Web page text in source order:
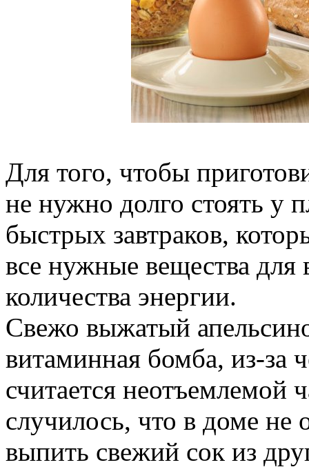
Для того, чтобы
не нужно долго стоять у
быстрых завтраков,
все нужные вещества для
количества энергии.
Свежо выжатый
витаминная бомба, из-за
считается неотъемлемой
случилось, что в доме не
выпить свежий сок из